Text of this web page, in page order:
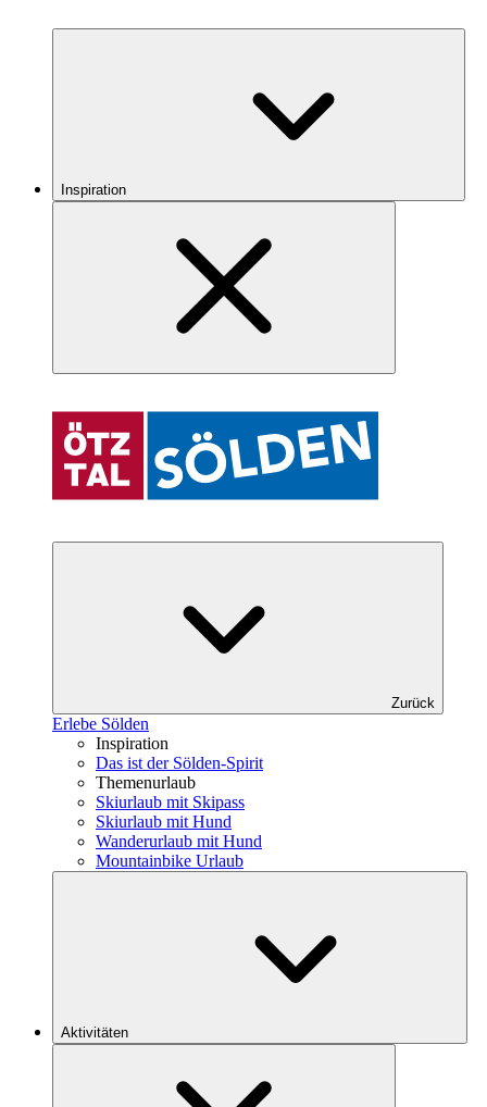
Inspiration
Zurück
Erlebe Sölden
Inspiration
Das ist der Sölden-Spirit
Themenurlaub
Skiurlaub mit Skipass
Skiurlaub mit Hund
Wanderurlaub mit Hund
Mountainbike Urlaub
Aktivitäten